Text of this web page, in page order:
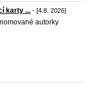
karty ... - [4.8. 2026]
autorky